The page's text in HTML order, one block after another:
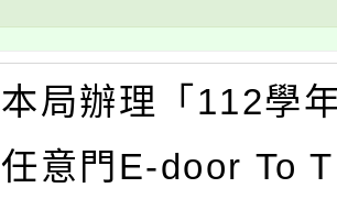
本局辦理「112學
任意門E-door To